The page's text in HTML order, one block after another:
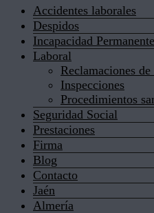
Accidentes laborales
Despidos
Incapacidad Permanente
Laboral
Reclamaciones
Inspecciones
Procedimientos
Seguridad Social
Prestaciones
Firma
Blog
Contacto
Jaén
Almería